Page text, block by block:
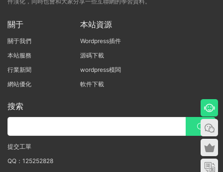
關于
關于我們
本站服務
行業新聞
網站優化
本站資源
Wordpress插件
源碼下載
wordpress模闆
軟件下載
搜索
提交工單
QQ：125252828